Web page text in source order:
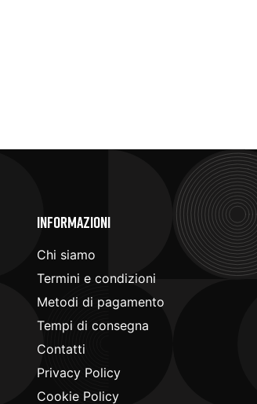
Informazioni
Chi siamo
Termini e condizioni
Metodi di pagamento
Tempi di consegna
Contatti
Privacy Policy
Cookie Policy